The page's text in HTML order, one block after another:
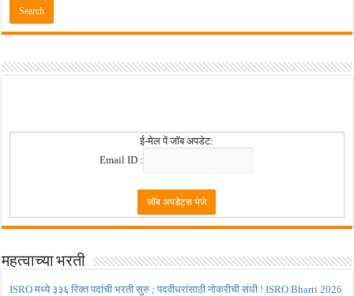
ई-मेल पें जॉब अपडेट:
Email ID :
महत्वाच्या भरती
ISRO मध्ये ३३६ रिक्त पदांची भरती सुरु ; पदवीधरांसाठी नोकरीची संधी ! ISRO Bharti 2026